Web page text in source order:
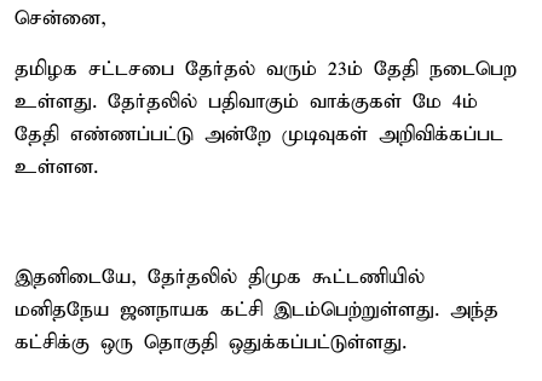
சென்னை,
தமிழக சட்டசபை தேர்தல் வரும் 23ம் தேதி நடைபெற
உள்ளது. தேர்தலில் பதிவாகும் வாக்குகள் மே 4ம்
தேதி எண்ணப்பட்டு அன்றே முடிவுகள் அறிவிக்கப்பட
உள்ளன.
இதனிடையே, தேர்தலில் திமுக கூட்டணியில்
மனிதநேய ஜனநாயக கட்சி இடம்பெற்றுள்ளது. அந்த
கட்சிக்கு ஒரு தொகுதி ஒதுக்கப்பட்டுள்ளது.